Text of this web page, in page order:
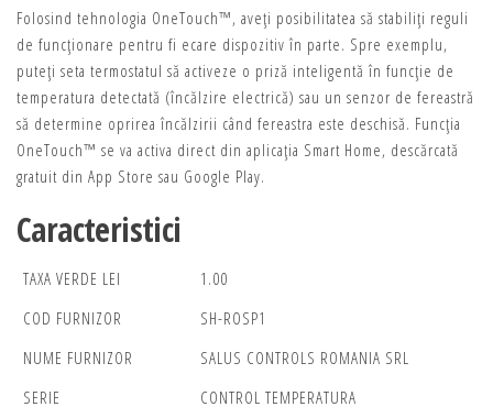
Folosind tehnologia OneTouch™, aveţi posibilitatea să stabiliţi reguli
de funcţionare pentru fi ecare dispozitiv în parte. Spre exemplu,
puteţi seta termostatul să activeze o priză inteligentă în funcţie de
temperatura detectată (încălzire electrică) sau un senzor de fereastră
să determine oprirea încălzirii când fereastra este deschisă. Funcţia
OneTouch™ se va activa direct din aplicaţia Smart Home, descărcată
gratuit din App Store sau Google Play.
Caracteristici
TAXA VERDE LEI
1.00
COD FURNIZOR
SH-ROSP1
NUME FURNIZOR
SALUS CONTROLS ROMANIA SRL
SERIE
CONTROL TEMPERATURA